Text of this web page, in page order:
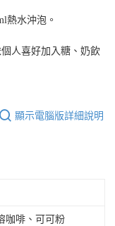
之同意方可使用
之用戶狀況，依本公司即
，本公司將視審查結果
熱水沖泡。
人喜好加入糖、 奶飲
顯示電腦版詳細說明
咖啡、可可粉